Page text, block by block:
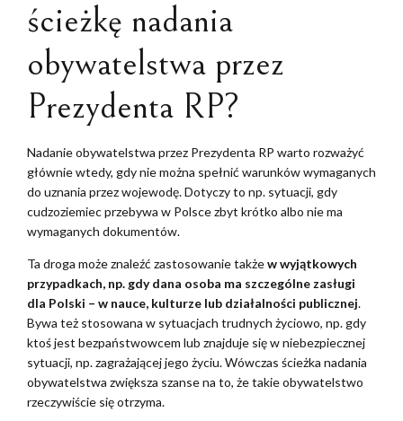
ścieżkę nadania
obywatelstwa przez
Prezydenta RP?
Nadanie obywatelstwa przez Prezydenta RP warto rozważyć
głównie wtedy, gdy nie można spełnić warunków wymaganych
do uznania przez wojewodę. Dotyczy to np. sytuacji, gdy
cudzoziemiec przebywa w Polsce zbyt krótko albo nie ma
wymaganych dokumentów.
Ta droga może znaleźć zastosowanie takżew wyjątkowych
przypadkach, np. gdy dana osoba ma szczególne zasługi
dla Polski – w nauce, kulturze lub działalności publicznej.
Bywa też stosowana w sytuacjach trudnych życiowo, np. gdy
ktoś jest bezpaństwowcem lub znajduje się w niebezpiecznej
sytuacji, np. zagrażającej jego życiu. Wówczas ścieżka nadania
obywatelstwa zwiększa szanse na to, że takie obywatelstwo
rzeczywiście się otrzyma.